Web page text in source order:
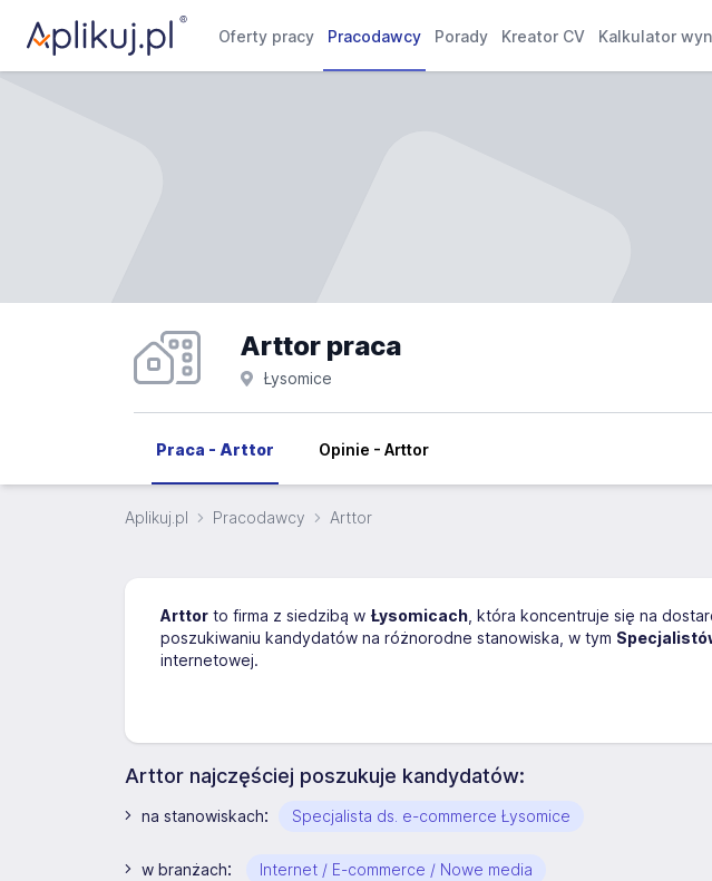
Oferty pracy Pracodawcy Porady Kreator CV Kalkulator
Arttor praca
Łysomice
Praca - Arttor Opinie - Arttor
Aplikuj.pl Pracodawcy Arttor
Arttor to firma z siedzibą w Łysomicach , która koncentruje się na
poszukiwaniu kandydatów na różnorodne stanowiska, w tym
internetowej.
Arttor najczęściej poszukuje kandydatów:
na stanowiskach: Specjalista ds. e-commerce Łysomice
w branżach: Internet / E-commerce / Nowe media